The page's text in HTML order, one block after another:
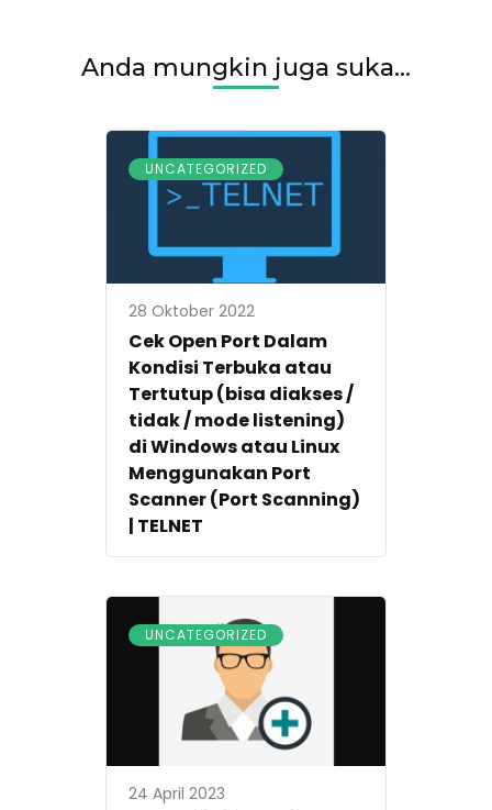
Anda mungkin juga suka...
UNCATEGORIZED
28 Oktober 2022
Cek Open Port Dalam
Kondisi Terbuka atau
Tertutup (bisa diakses /
tidak / mode listening)
di Windows atau Linux
Menggunakan Port
Scanner (Port Scanning)
| TELNET
UNCATEGORIZED
24 April 2023